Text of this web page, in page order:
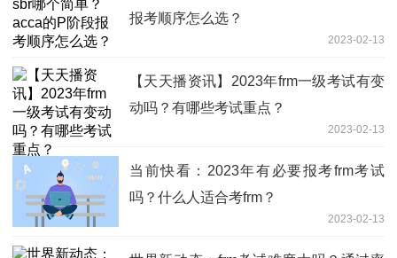
报考顺序怎么选？
2023-02-13
【天天播资讯】2023年frm一级考试有变
动吗？有哪些考试重点？
2023-02-13
当前快看：2023年有必要报考frm考试
吗？什么人适合考frm？
2023-02-13